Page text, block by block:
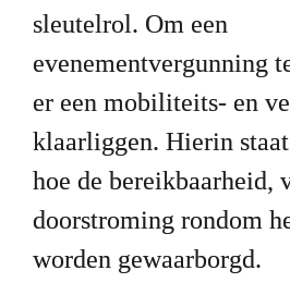
sleutelrol. Om een
evenementvergunning
er een mobiliteits- en
klaarliggen. Hierin
hoe de bereikbaarheid,
doorstroming rondom
worden gewaarborgd.